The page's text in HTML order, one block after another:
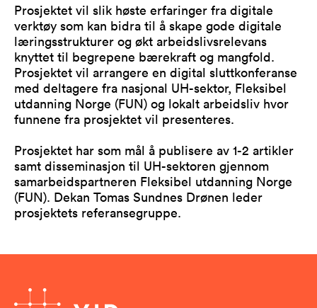
Prosjektet vil slik høste erfaringer fra digitale
verktøy som kan bidra til å skape gode digitale
læringsstrukturer og økt arbeidslivsrelevans
knyttet til begrepene bærekraft og mangfold.
Prosjektet vil arrangere en digital sluttkonferanse
med deltagere fra nasjonal UH-sektor, Fleksibel
utdanning Norge (FUN) og lokalt arbeidsliv hvor
funnene fra prosjektet vil presenteres.
Prosjektet har som mål å publisere av 1-2 artikler
samt disseminasjon til UH-sektoren gjennom
samarbeidspartneren Fleksibel utdanning Norge
(FUN). Dekan Tomas Sundnes Drønen leder
prosjektets referansegruppe.